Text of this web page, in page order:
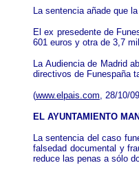
La sentencia añade que
El ex presedente de
601 euros y otra de 3,7
La Audiencia de Madrid
directivos de Funespaña
(www.elpais.com, 28/10/
EL AYUNTAMIENTO
La sentencia del caso
falsedad documental y
reduce las penas a sólo